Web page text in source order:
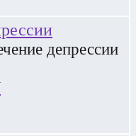
депрессии